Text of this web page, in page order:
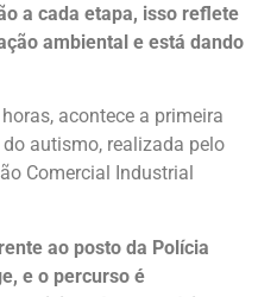
a cada etapa, isso reflete
ambiental e está dando
acontece a primeira
autismo, realizada pelo
Comercial Industrial
ao posto da Polícia
e o percurso é